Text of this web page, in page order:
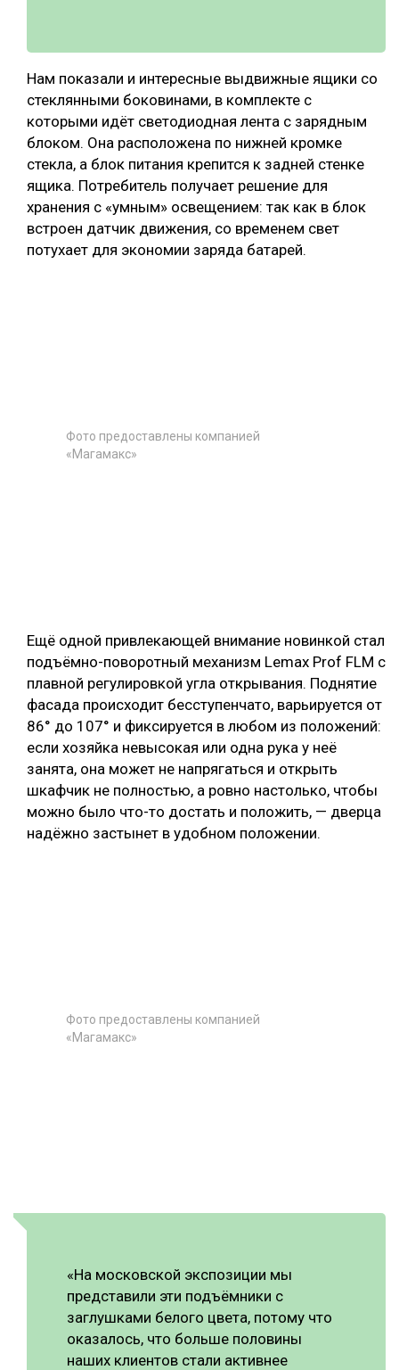
Нам показали и интересные выдвижные ящики со
стеклянными боковинами, в комплекте с
которыми идёт светодиодная лента с зарядным
блоком. Она расположена по нижней кромке
стекла, а блок питания крепится к задней стенке
ящика. Потребитель получает решение для
хранения с «умным» освещением: так как в блок
встроен датчик движения, со временем свет
потухает для экономии заряда батарей.
Фото предоставлены компанией
«Магамакс»
Ещё одной привлекающей внимание новинкой стал
подъёмно-поворотный механизм Lemax Prof FLM с
плавной регулировкой угла открывания. Поднятие
фасада происходит бесступенчато, варьируется от
86° до 107° и фиксируется в любом из положений:
если хозяйка невысокая или одна рука у неё
занята, она может не напрягаться и открыть
шкафчик не полностью, а ровно настолько, чтобы
можно было что-то достать и положить, — дверца
надёжно застынет в удобном положении.
Фото предоставлены компанией
«Магамакс»
«На московской экспозиции мы
представили эти подъёмники с
заглушками белого цвета, потому что
оказалось, что больше половины
наших клиентов стали активнее